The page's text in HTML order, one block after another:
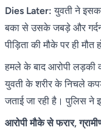
Dies Later:युवती ने
बका से उसके जबड़े और गर्दन
पीड़िता की मौके पर ही मौत
हमले के बाद आरोपी लड़की
युवती के शरीर के निचले
जताई जा रही है। पुलिस ने
आरोपी मौके से फरार,